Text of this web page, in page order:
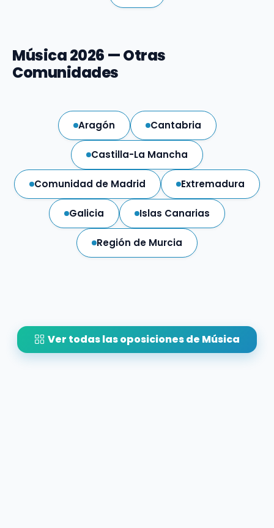
Música 2026 — Otras
Comunidades
Aragón Cantabria
Castilla-La Mancha
Comunidad de Madrid Extremadura
Galicia Islas Canarias
Región de Murcia
Ver todas las oposiciones de Música